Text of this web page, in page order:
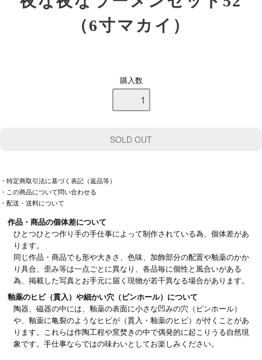
（6寸マカイ）
購入数
・特定商取引法に基づく表記（返品等）
・この商品について問い合わせる
・配送・送料について
作品・商品の個体差について
ひとつひとつ作り手の手仕事によって制作されている為、個体差があ
ります。
同じ作品・商品でも形や大きさ、色味、加飾部分の配置や釉薬のかか
り具合、歪み等は一点ごとに異なり、各品毎に個性と風合いがある
為、掲載した写真とお手元に届く現物が若干異なる場合があります。
釉薬のヒビ（貫入）や細かい穴（ピンホール）について
陶器、磁器の中には、釉薬の表面に小さな凹みの穴（ピンホール）
や、釉薬に亀裂のようなヒビが（貫入・釉薬のヒビ）が付くことがあ
ります。これらは作陶工程や窯焚きの中で偶発的に起こりうる自然現
象です。手仕事ならではの味わいとしてお楽しみください。